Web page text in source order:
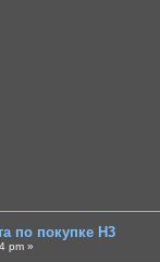
по покупке Н3
pm »